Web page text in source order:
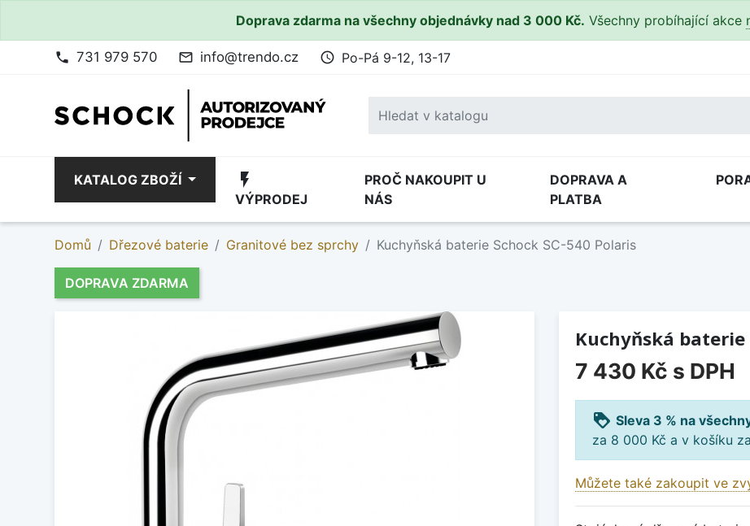
Doprava zdarma na všechny objednávky nad 3 000 Kč. Všechny probíhající akce
phone 731 979 570 mail_outline info@trendo.cz access_time Po-Pá 9-12, 13-17
KATALOG ZBOŽÍ flash_on
VÝPRODEJ
PROČ NAKOUPIT U
NÁS
DOPRAVA A
PLATBA
Domů Dřezové baterie Granitové bez sprchy Kuchyňská baterie Schock SC-540 Polaris
DOPRAVA ZDARMA
Kuchyňská baterie
7 430 Kč s DPH
loyalty Sleva 3 % na
za 8 000 Kč a v košíku
Můžete také zakoupit ve